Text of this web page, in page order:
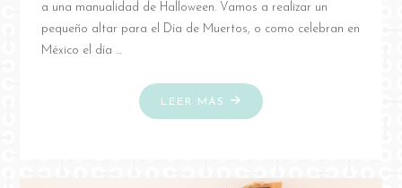
a una manualidad de Halloween. Vamos a realizar un
pequeño altar para el Día de Muertos, o como celebran en
México el día …
LEER MÁS
"DIY
HALLOWEEN:
PARA